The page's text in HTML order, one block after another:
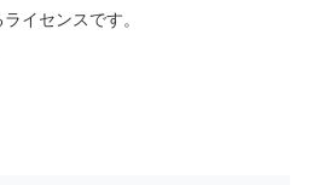
イセンスです。